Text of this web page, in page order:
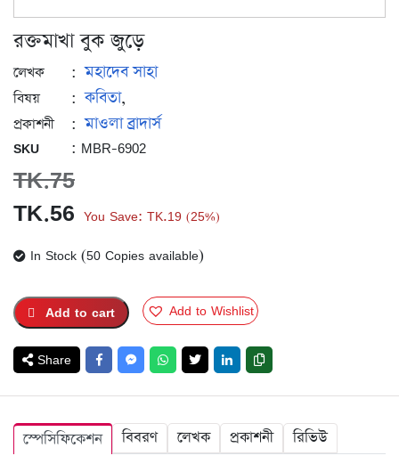
রক্তমাখা বুক জুড়ে
লেখক : মহাদেব সাহা
বিষয় : কবিতা,
প্রকাশনী : মাওলা ব্রাদার্স
SKU : MBR-6902
TK.75
Original
price
TK.75.
TK.56 Current
price
TK.56.
You Save: TK.19 (25%)
In Stock (50 Copies available)
Add to cart Add to Wishlist
Share
স্পেসিফিকেশন বিবরণ লেখক প্রকাশনী রিভিউ